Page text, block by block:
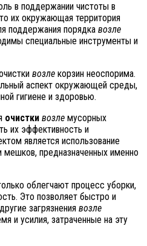
в поддержании чистоты в
их окружающая территория
поддержания порядка возле
специальные инструменты и
возле корзин неоспорима.
аспект окружающей среды,
гигиене и здоровью.
очистки возле мусорных
их эффективность и
является использование
предназначенных именно
облегчают процесс уборки,
Это позволяет быстро и
загрязнения возле
и усилия, затраченные на эту